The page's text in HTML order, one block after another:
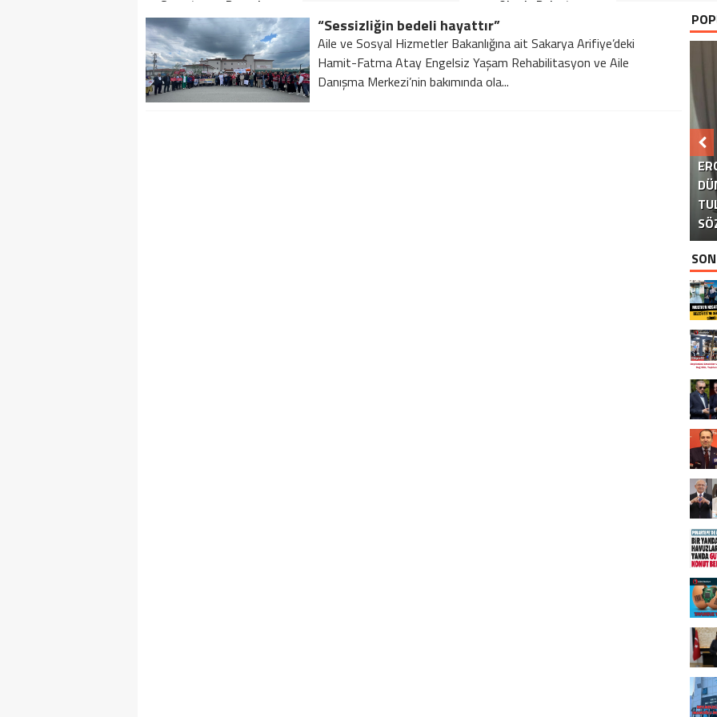
Soruşturma Dosyalarına
Yansıdı!
Okurla Buluştu
“Sessizliğin bedeli hayattır”
Aile ve Sosyal Hizmetler Bakanlığına ait Sakarya Arifiye’deki
Hamit-Fatma Atay Engelsiz Yaşam Rehabilitasyon ve Aile
Danışma Merkezi’nin bakımında ola...